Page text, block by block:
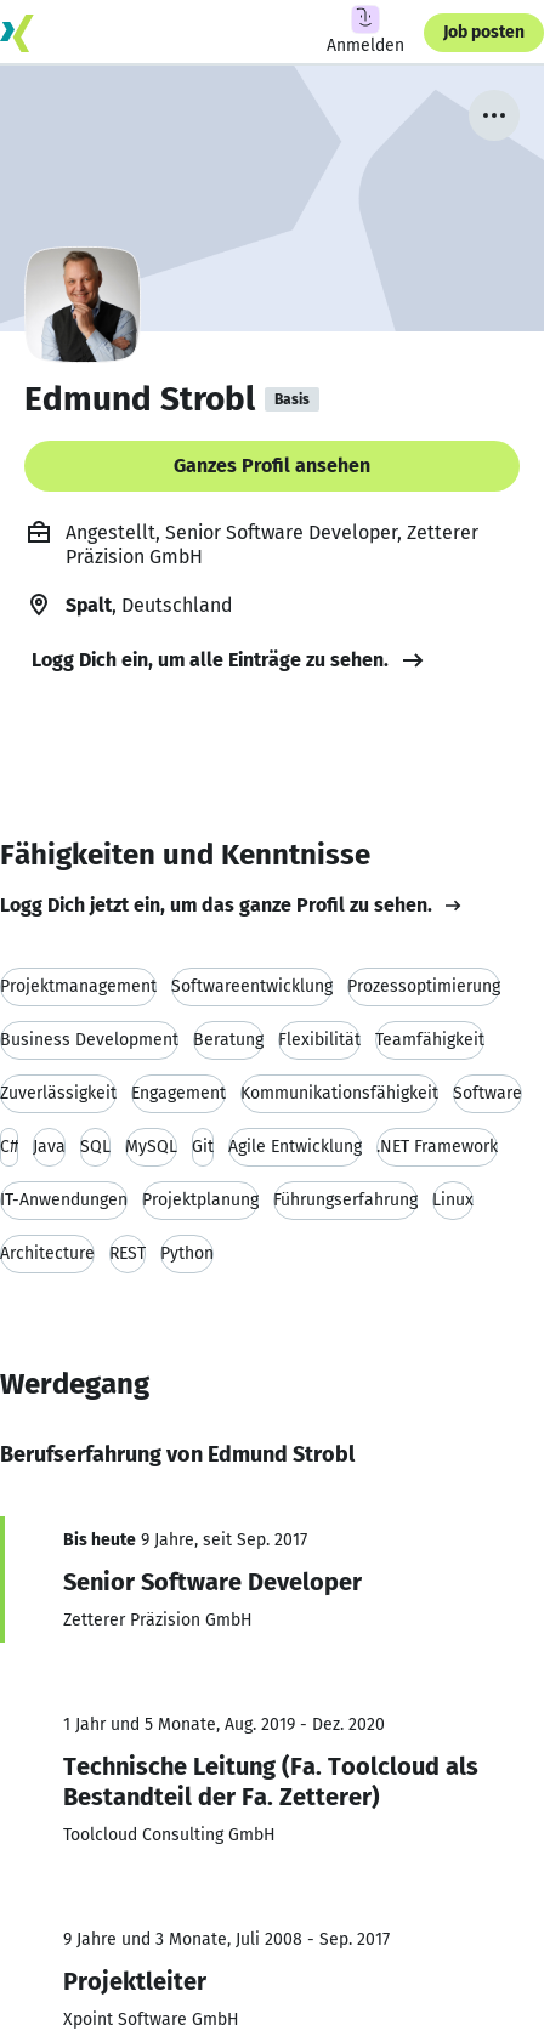
Anmelden
Job posten
Edmund Strobl Basis
Ganzes Profil ansehen
Angestellt, Senior Software Developer, Zetterer
Präzision GmbH
Spalt, Deutschland
Logg Dich ein, um alle Einträge zu sehen.
Fähigkeiten und Kenntnisse
Logg Dich jetzt ein, um das ganze Profil zu sehen.
Projektmanagement Softwareentwicklung Prozessoptimierung
Business Development Beratung Flexibilität Teamfähigkeit
Zuverlässigkeit Engagement Kommunikationsfähigkeit Software
C# Java SQL MySQL Git Agile Entwicklung .NET Framework
IT-Anwendungen Projektplanung Führungserfahrung Linux
Architecture REST Python
Werdegang
Berufserfahrung von Edmund Strobl
Bis heute 9 Jahre, seit Sep. 2017
Senior Software Developer
Zetterer Präzision GmbH
1 Jahr und 5 Monate, Aug. 2019 - Dez. 2020
Technische Leitung (Fa. Toolcloud als
Bestandteil der Fa. Zetterer)
Toolcloud Consulting GmbH
9 Jahre und 3 Monate, Juli 2008 - Sep. 2017
Projektleiter
Xpoint Software GmbH